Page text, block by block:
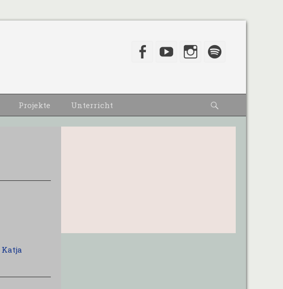
Facebook
YouTubeInstagram
Projekte Unterricht
Katja